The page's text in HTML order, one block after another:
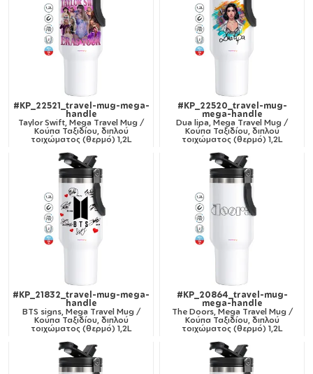
#KP_22521_travel-mug-mega-
handle
Taylor Swift, Mega Travel Mug /
Κούπα Ταξιδίου, διπλού
τοιχώματος (θερμό) 1,2L
#KP_22520_travel-mug-
mega-handle
Dua lipa, Mega Travel Mug /
Κούπα Ταξιδίου, διπλού
τοιχώματος (θερμό) 1,2L
#KP_21832_travel-mug-mega-
handle
BTS signs, Mega Travel Mug /
Κούπα Ταξιδίου, διπλού
τοιχώματος (θερμό) 1,2L
#KP_20864_travel-mug-
mega-handle
The Doors, Mega Travel Mug /
Κούπα Ταξιδίου, διπλού
τοιχώματος (θερμό) 1,2L